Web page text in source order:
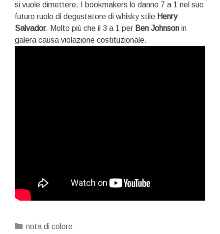
si vuole dimettere. I bookmakers lo danno 7 a 1 nel suo
futuro ruolo di degustatore di whisky stile Henry
Salvador. Molto più che il 3 a 1 per Ben Johnson in
galera causa violazione costituzionale.
Categorie
nota di colore